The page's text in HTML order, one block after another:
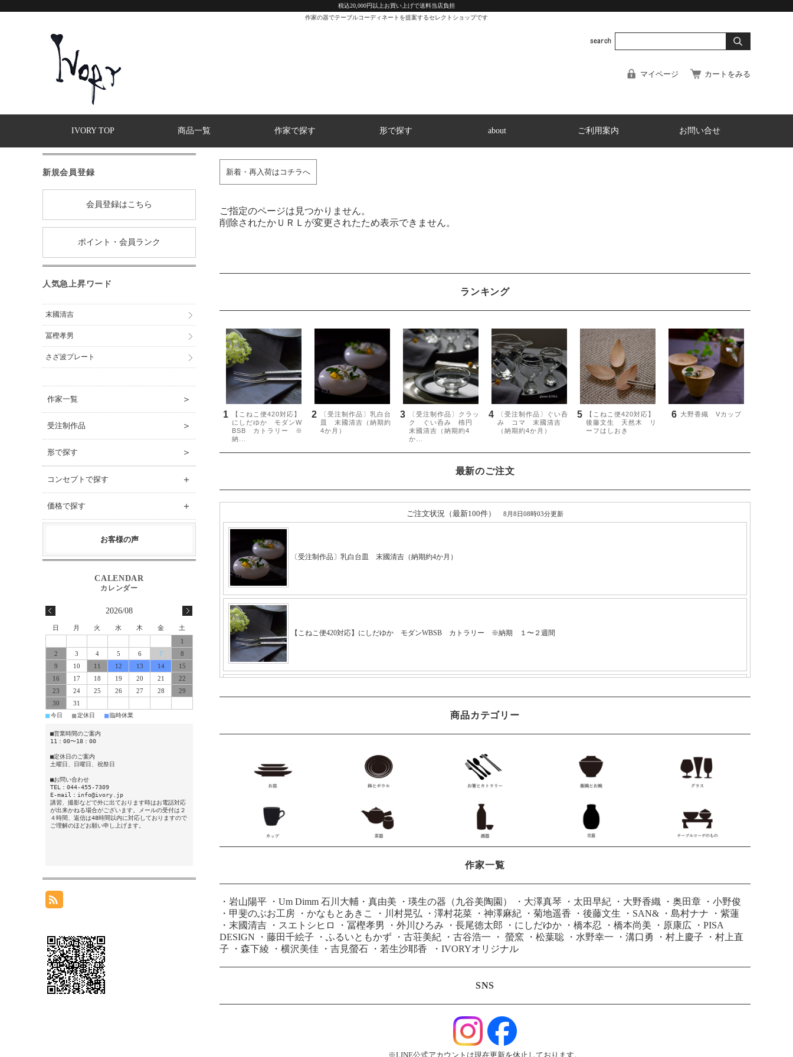
税込20,000円以上お買い上げで送料当店負担
作家の器でテーブルコーディネートを提案するセレクトショップです
マイページ カートをみる
IVORY TOP 商品一覧 作家で探す 形で探す about ご利用案内 お問い合せ
新着・再入荷はコチラへ
ご指定のページは見つかりません。
削除されたかＵＲＬが変更されたため表示できません。
ランキング
最新のご注文
商品カテゴリー
作家一覧
・ 岩山陽平 ・ Um Dimm 石川大輔・真由美 ・ 瑛生の器（九谷美陶園） ・ 大澤真琴 ・ 太田早紀 ・ 大野香織 ・ 奥田章 ・ 小野俊
・ 甲斐のぶお工房 ・ かなもとあきこ ・ 川村晃弘 ・ 澤村花菜 ・ 神澤麻紀 ・ 菊地遥香 ・ 後藤文生 ・ SAN& ・ 島村ナナ ・ 紫蓮
・ 末國清吉 ・ スエトシヒロ ・ 冨樫孝男 ・ 外川ひろみ ・ 長尾徳太郎 ・ にしだゆか ・ 橋本忍 ・ 橋本尚美 ・ 原康広 ・ PISA
DESIGN
・ 藤田千絵子 ・ ふるいともかず ・ 古荘美紀 ・ 古谷浩一 ・ 螢窯 ・ 松葉聡 ・ 水野幸一 ・ 溝口勇 ・ 村上慶子 ・ 村上直
子
・ 森下綾 ・ 横沢美佳 ・ 吉見螢石 ・ 若生沙耶香 ・ IVORYオリジナル
SNS
※LINE公式アカウントは現在更新を休止しております。
新規会員登録
会員登録はこちら
ポイント・会員ランク
人気急上昇ワード
末國清吉
冨樫孝男
さざ波プレート
作家一覧 ＞
受注制作品 ＞
形で探す ＞
コンセプトで探す ＋
価格で探す ＋
お客様の声
2026/08
日 月 火 水 木 金
土
1
2
3 4 5 6 7
8
9
10 11 12 13 14
15
16
17 18 19 20 21
22
23
24 25 26 27 28
29
30
31
■今日 ■定休日 ■臨時休業
■営業時間のご案内
11：00〜18：00
■定休日のご案内
土曜日、日曜日、祝祭日
■お問い合わせ
TEL：044-455-7309
E-mail：info@ivory.jp
講習、撮影などで外に出ております時はお電話対応
が出来かねる場合がございます。メールの受付は２
４時間、返信は48時間以内に対応しておりますので
ご理解のほどお願い申し上げます。